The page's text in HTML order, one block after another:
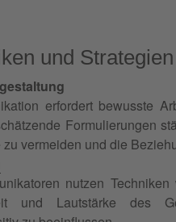
und
erfordert bewusste
Formulierungen
vermeiden und die
nutzen
und Lautstärke des